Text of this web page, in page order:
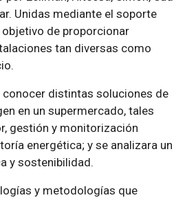
Unidas mediante el soporte
objetivo de proporcionar
tan diversas como
conocer distintas soluciones de
en un supermercado, tales
gestión y monitorización
energética; y se analizara un
y sostenibilidad.
y metodologías que